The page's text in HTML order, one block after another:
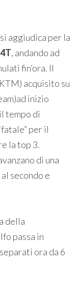
aggiudica per la
, andando ad
fin’ora. Il
acquisito su
inizio
tempo di
per il
la top 3.
di una
secondo e
della
passa in
ora da 6